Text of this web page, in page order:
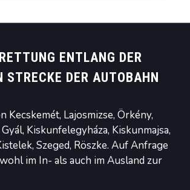
ENTLANG DER
STRECKE DER AUTOBAHN
Kecskemét, Lajosmizse, Örkény,
Kiskunfelegyháza, Kiskunmajsa,
Szeged, Röszke. Auf Anfrage
im In- als auch im Ausland zur